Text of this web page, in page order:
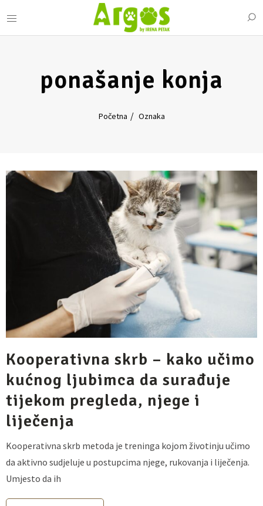
ponašanje konja
Početna Oznaka
Kooperativna skrb – kako učimo
kućnog ljubimca da surađuje
tijekom pregleda, njege i
liječenja
Kooperativna skrb metoda je treninga kojom životinju učimo
da aktivno sudjeluje u postupcima njege, rukovanja i liječenja.
Umjesto da ih